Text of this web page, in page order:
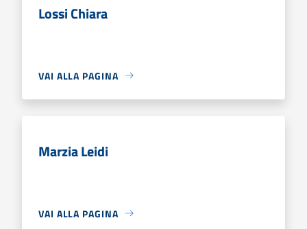
Lossi Chiara
VAI ALLA PAGINA
Marzia Leidi
VAI ALLA PAGINA